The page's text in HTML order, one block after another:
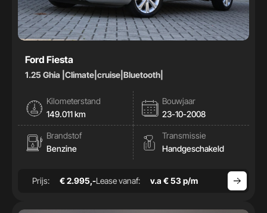
Ford Fiesta
1.25 Ghia |Climate|cruise|Bluetooth|
Kilometerstand
149.011 km
Bouwjaar
23-10-2008
Brandstof
Benzine
Transmissie
Handgeschakeld
Prijs: € 2.995,-Lease vanaf: v.a € 53 p/m